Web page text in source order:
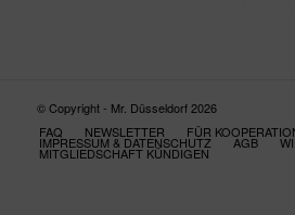
© Copyright - Mr. Düsseldorf 2026
FAQ
NEWSLETTER FÜR
IMPRESSUM & DATENSCHUTZ AGB
MITGLIEDSCHAFT KÜNDIGEN